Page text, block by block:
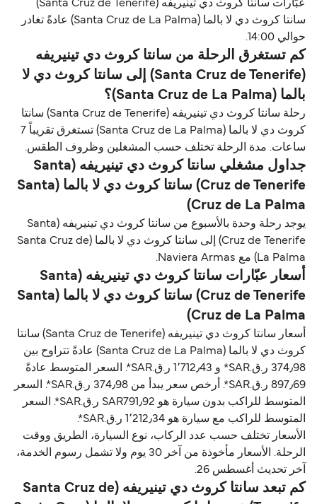
عبّارات سانتا كروث دي تينيريفه (Santa Cruz de Tenerife)
سانتا كروث دي لا بالما (Santa Cruz de La Palma) عادةً تغادر
حوالي 14:00.
كم تستغرق الرحلة من سانتا كروث دي تينيريفه
(Santa Cruz de Tenerife) إلى سانتا كروث دي لا
بالما (Santa Cruz de La Palma)؟
رحلة سانتا كروث دي تينيريفه (Santa Cruz de Tenerife) سانتا
كروث دي لا بالما (Santa Cruz de La Palma) تستغرق تقريباً 7
ساعات. مدة الرحلة تختلف حسب المشغلين وظروف الطقس.
جداول مشغلي سانتا كروث دي تينيريفه (Santa
Cruz de Tenerife) سانتا كروث دي لا بالما (Santa
Cruz de La Palma)
يوجد رحلة وحدة بالأسبوع من سانتا كروث دي تينيريفه (Santa
Cruz de Tenerife) إلى سانتا كروث دي لا بالما (Santa Cruz de
La Palma) مع Naviera Armas.
أسعار عبّارات سانتا كروث دي تينيريفه (Santa
Cruz de Tenerife) سانتا كروث دي لا بالما (Santa
Cruz de La Palma)
أسعار سانتا كروث دي تينيريفه (Santa Cruz de Tenerife) سانتا
كروث دي لا بالما (Santa Cruz de La Palma) عادةً تتراوح بين
374٫98 ر.ق.‏SAR* و 1٬712٫43 ر.ق.‏SAR*. السعر المتوسط عادةً
897٫69 ر.ق.‏SAR*. أرخص سعر يبدأ من 374٫98 ر.ق.‏SAR*. السعر
المتوسط للراكب بدون سيارة هو SAR791٫92 ر.ق.‏SAR*. السعر
المتوسط للراكب مع سيارة هو 1٬212٫34 ر.ق.‏SAR*.
الأسعار تختلف حسب عدد الركاب، نوع السيارة، الطريق ووقت
الرحلة. الأسعار مأخوذة من آخر 30 يوم ولا تشمل رسوم الخدمة،
آخر تحديث أغسطس 26.
كم تبعد سانتا كروث دي تينيريفه (Santa Cruz de